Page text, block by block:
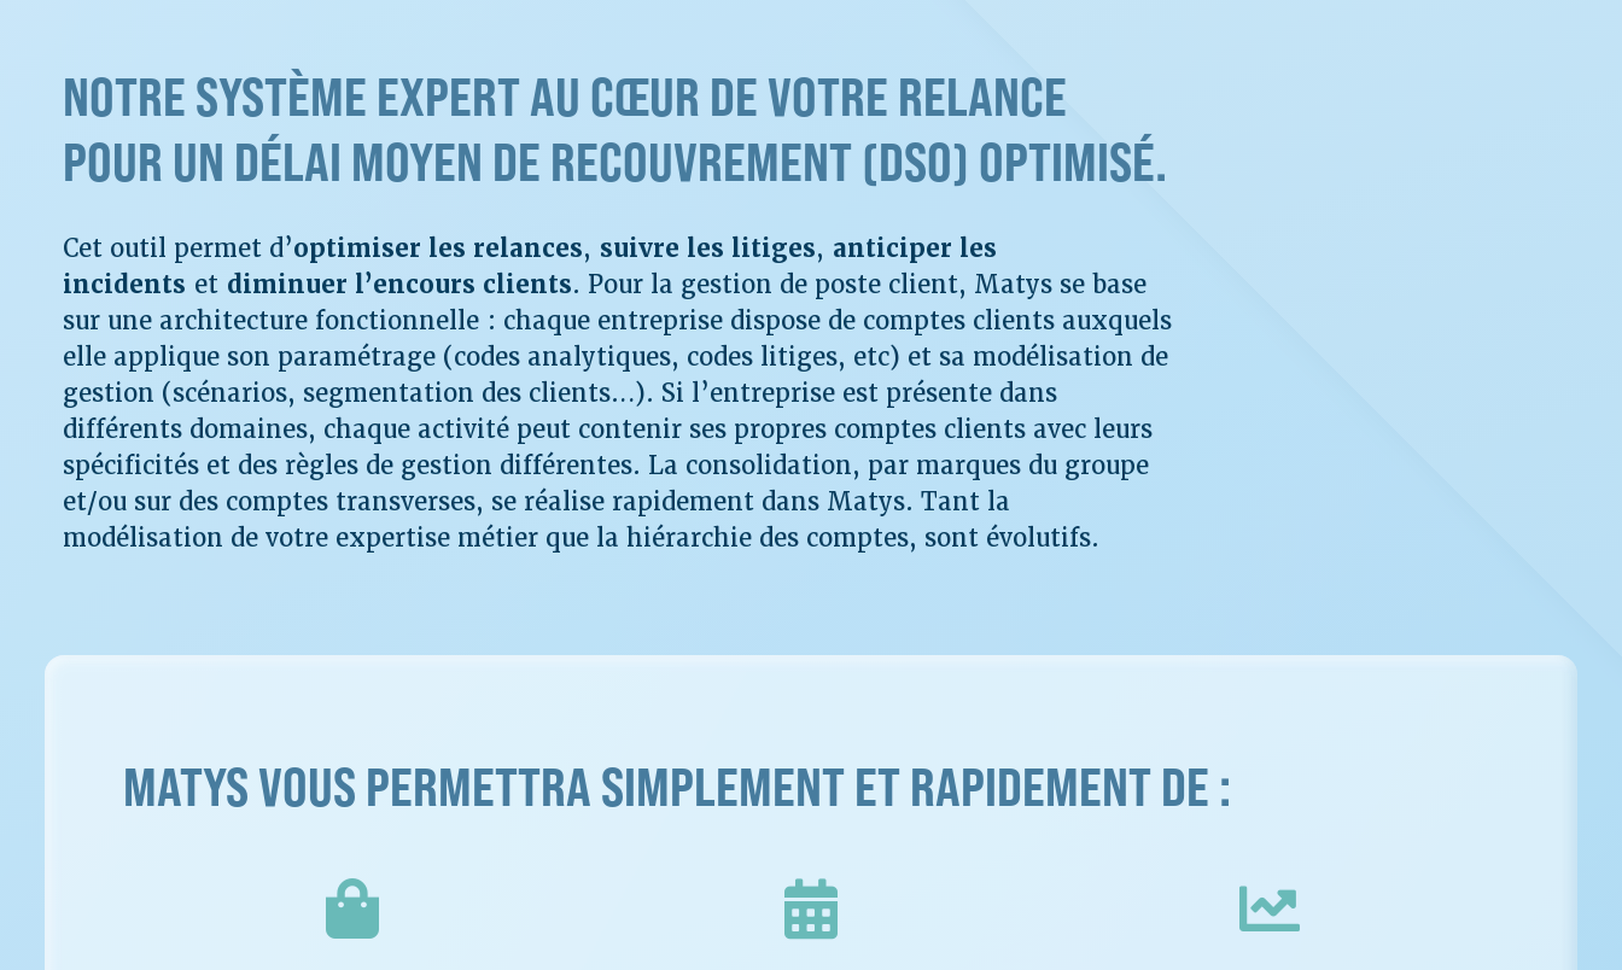
NOTRE SYSTÈME EXPERT AU CŒUR DE VOTRE RELANCE
POUR UN DÉLAI MOYEN DE RECOUVREMENT (DSO) OPTIMISÉ.
Cet outil permet d’optimiser les relances, suivre les litiges, anticiper les
incidents et diminuer l’encours clients. Pour la gestion de poste client, Matys se base
sur une architecture fonctionnelle : chaque entreprise dispose de comptes clients auxquels
elle applique son paramétrage (codes analytiques, codes litiges, etc) et sa modélisation de
gestion (scénarios, segmentation des clients…). Si l’entreprise est présente dans
différents domaines, chaque activité peut contenir ses propres comptes clients avec leurs
spécificités et des règles de gestion différentes. La consolidation, par marques du groupe
et/ou sur des comptes transverses, se réalise rapidement dans Matys. Tant la
modélisation de votre expertise métier que la hiérarchie des comptes, sont évolutifs.
MATYS VOUS PERMETTRA SIMPLEMENT ET RAPIDEMENT DE :